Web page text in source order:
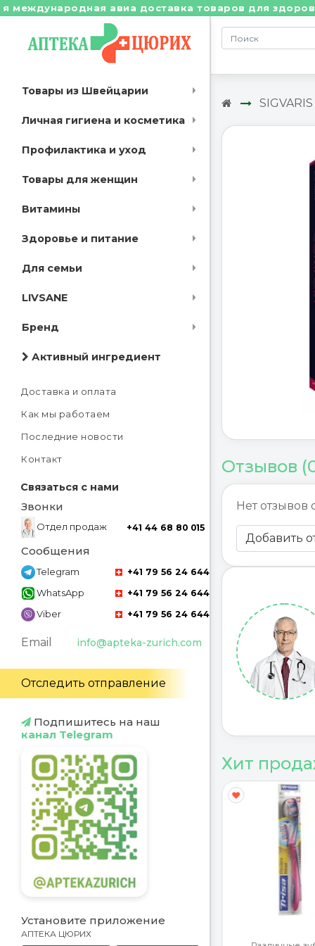
авиа доставка товаров для здоровья
Товары из Швейцарии
Личная гигиена и косметика
Профилактика и уход
Товары для женщин
Витамины
Здоровье и питание
Для семьи
LIVSANE
Бренд
Активный ингредиент
Доставка и оплата
Как мы работаем
Последние новости
Контакт
Связаться с нами
Звонки
Отдел продаж +41 44 68 80 015
Сообщения
Telegram +41 79 56 24 644
WhatsApp +41 79 56 24 644
Viber +41 79 56 24 644
Email info@apteka-zurich.com
Отследить отправление
Подпишитесь на наш
канал Telegram
Установите приложение
АПТЕКА ЦЮРИХ
Отзывов
Нет отзывов
Добавить
Хит
Y